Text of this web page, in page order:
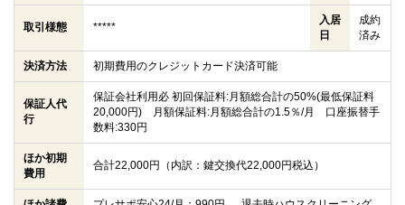
取引様態 *****
入居
日
成約
済み
決済方法 初期費用のクレジットカード決済可能
保証人代
行
保証会社利用必 初回保証料:月額総合計の50%(最低保証料
20,000円) 月額保証料:月額総合計の1.5％/月 口座振替手
数料:330円
ほか初期
費用
合計22,000円（内訳：鍵交換代22,000円税込）